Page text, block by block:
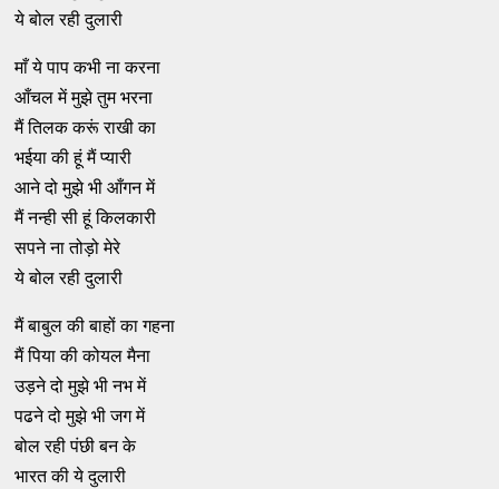
ये बोल रही दुलारी
माँ ये पाप कभी ना करना
आँचल में मुझे तुम भरना
मैं तिलक करूं राखी का
भईया की हूं मैं प्यारी
आने दो मुझे भी आँगन में
मैं नन्ही सी हूं किलकारी
सपने ना तोड़ो मेरे
ये बोल रही दुलारी
मैं बाबुल की बाहों का गहना
मैं पिया की कोयल मैना
उड़ने दो मुझे भी नभ में
पढने दो मुझे भी जग में
बोल रही पंछी बन के
भारत की ये दुलारी